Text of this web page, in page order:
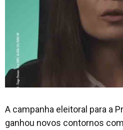
A campanha eleitoral para a
ganhou novos contornos